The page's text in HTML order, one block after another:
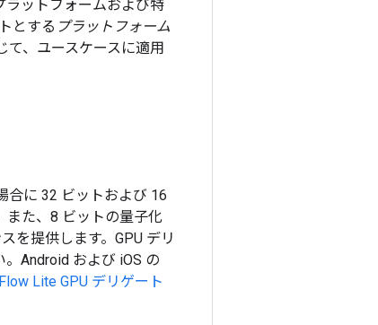
ラットフォームおよび特
とする プラットフォーム
て、ユースケースに適用
合に 32 ビットおよび 16
また、8 ビットの量子化
を提供します。GPU デリ
Android および iOS の
Lite GPU デリゲート